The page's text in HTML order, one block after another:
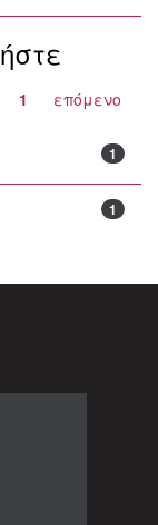
1 επόμενο
1
1